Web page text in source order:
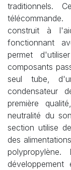
traditionnels.
construit à
fonctionnant
permet
composants
seul tube,
condensateur
première
neutralité du
section utilise
des